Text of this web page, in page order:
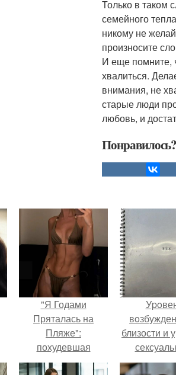
Только в таком
семейного
никому не
произносите
И еще помните,
хвалиться.
внимания, не
старые люди
любовь, и
"Я Годами
Пряталась на
Пляже":
похудевшая
невестка Валерии
близости и